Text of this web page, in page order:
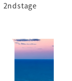
著
2ndstage